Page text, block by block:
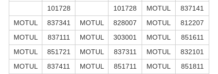
101728 101728 MOTUL
837141
MOTUL
837341 MOTUL 828007 MOTUL
812207
MOTUL
837111 MOTUL 303001 MOTUL
851611
MOTUL
851721 MOTUL 837311 MOTUL
832101
MOTUL
837411 MOTUL 851711 MOTUL
851811